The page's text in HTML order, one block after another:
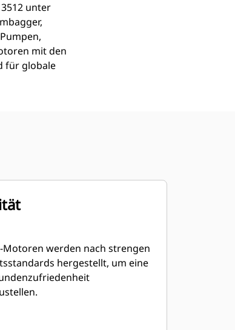
unter
mit den
für globale
Motoren werden nach strengen
hergestellt, um eine